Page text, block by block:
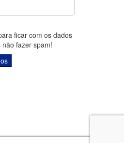
ficar com os dados
fazer spam!